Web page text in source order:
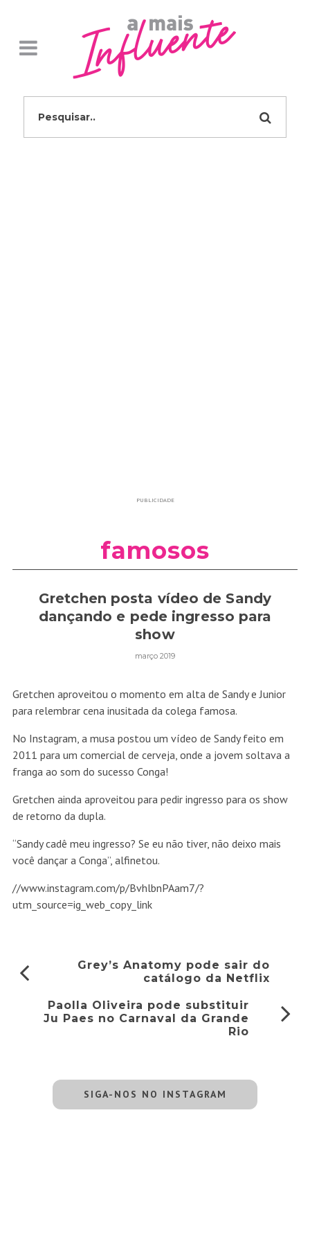
PUBLICIDADE
famosos
Gretchen posta vídeo de Sandy
dançando e pede ingresso para
show
março 2019
Gretchen aproveitou o momento em alta de Sandy e Junior
para relembrar cena inusitada da colega famosa.
No Instagram, a musa postou um vídeo de Sandy feito em
2011 para um comercial de cerveja, onde a jovem soltava a
franga ao som do sucesso Conga!
Gretchen ainda aproveitou para pedir ingresso para os show
de retorno da dupla.
“Sandy cadê meu ingresso? Se eu não tiver, não deixo mais
você dançar a Conga”, alfinetou.
//www.instagram.com/p/BvhlbnPAam7/?
utm_source=ig_web_copy_link
Grey’s Anatomy pode sair do
catálogo da Netflix
Paolla Oliveira pode substituir
Ju Paes no Carnaval da Grande
Rio
SIGA-NOS NO INSTAGRAM